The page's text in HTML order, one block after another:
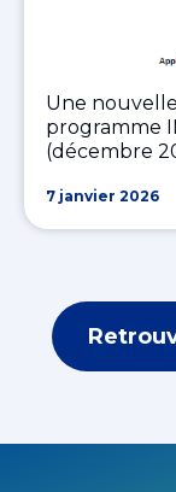
Une
programme
(décembre
7 janvier 2026